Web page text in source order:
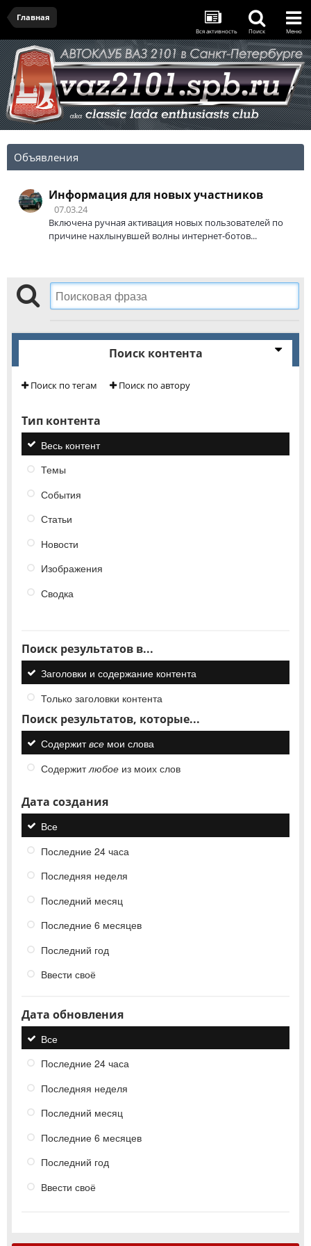
Главная
Вся активность Поиск Меню
Объявления
Информация для новых участников
07.03.24
Включена ручная активация новых пользователей по
причине нахлынувшей волны интернет-ботов...
Поиск контента
Поиск по тегам Поиск по автору
Тип контента
Весь контент
Темы
События
Статьи
Новости
Изображения
Сводка
Поиск результатов в...
Заголовки и содержание контента
Только заголовки контента
Поиск результатов, которые...
Содержитвсе мои слова
Содержитлюбое из моих слов
Дата создания
Все
Последние 24 часа
Последняя неделя
Последний месяц
Последние 6 месяцев
Последний год
Ввести своё
Дата обновления
Все
Последние 24 часа
Последняя неделя
Последний месяц
Последние 6 месяцев
Последний год
Ввести своё